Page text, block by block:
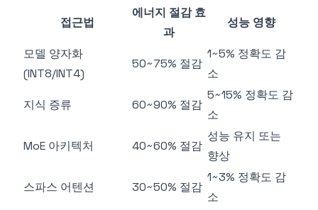
접근법
에너지 절감 효
과
성능 영향
모델 양자화
(INT8/INT4)
50~75% 절감
1~5% 정확도 감
소
지식 증류 60~90% 절감
5~15% 정확도 감
소
MoE 아키텍처 40~60% 절감
성능 유지 또는
향상
스파스 어텐션 30~50% 절감
1~3% 정확도 감
소